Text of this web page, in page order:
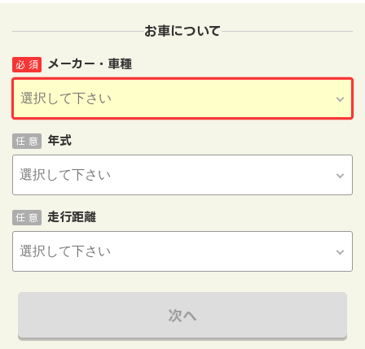
お車について
メーカー・車種
必 須
年式
任 意
走行距離
任 意
次へ